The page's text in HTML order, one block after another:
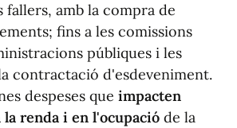
fallers, amb la compra de
fins a les comissions
públiques i les
contractació d'esdeveniment.
despeses que impacten
renda i en l'ocupació de la